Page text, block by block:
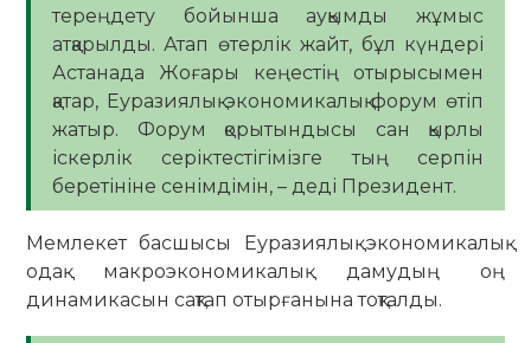
тереңдету бойынша ауқымды жұмыс
атқарылды. Атап өтерлік жайт, бұл күндері
Астанада Жоғары кеңестің отырысымен
қатар, Еуразиялық экономикалық форум өтіп
жатыр. Форум қорытындысы сан қырлы
іскерлік серіктестігімізге тың серпін
беретініне сенімдімін, – деді Президент.
Мемлекет басшысы Еуразиялық экономикалық
одақ макроэкономикалық дамудың оң
динамикасын сақтап отырғанына тоқталды.